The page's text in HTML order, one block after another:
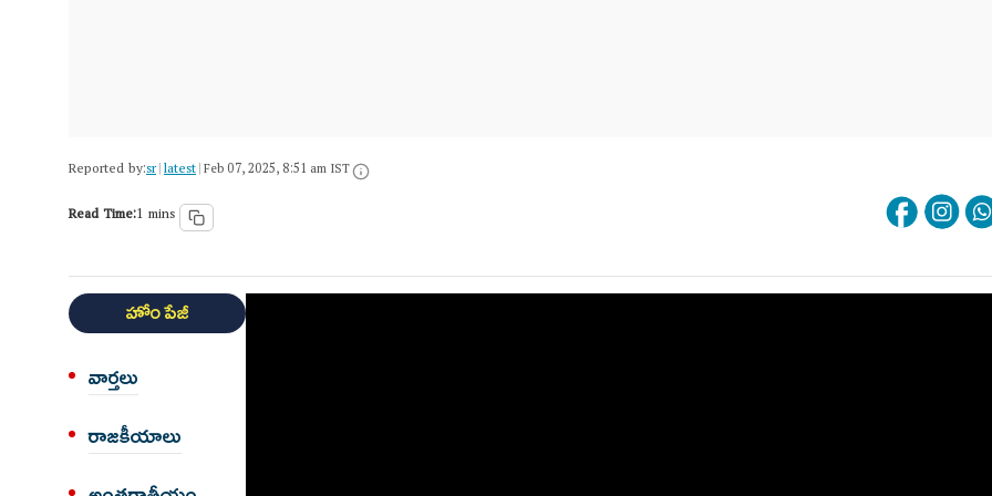
Reported by:sr|latest|Feb 07, 2025, 8:51 am IST
Read Time:1 mins
హోం పేజీ
వార్త‌లు
రాజకీయాలు